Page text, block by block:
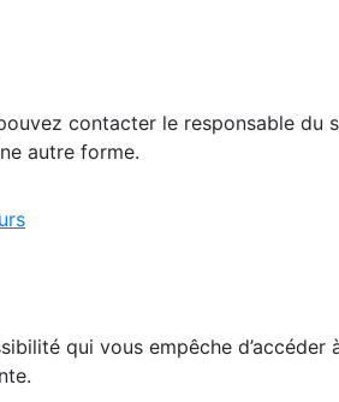
contacter le responsable du
autre forme.
qui vous empêche d’accéder